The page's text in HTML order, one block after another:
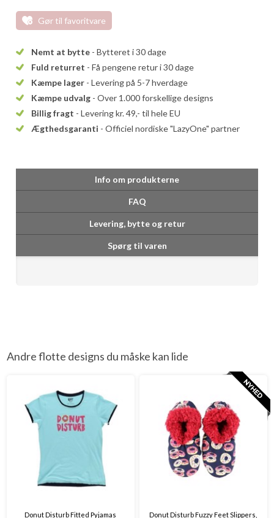
Gør til favoritvare
Nemt at bytte - Bytteret i 30 dage
Fuld returret - Få pengene retur i 30 dage
Kæmpe lager - Levering på 5-7 hverdage
Kæmpe udvalg - Over 1.000 forskellige designs
Billig fragt - Levering kr. 49,- til hele EU
Ægthedsgaranti - Officiel nordiske "LazyOne" partner
Info om produkterne
FAQ
Levering, bytte og retur
Spørg til varen
Andre flotte designs du måske kan lide
Donut Disturb Fitted Pyjamas Donut Disturb Fuzzy Feet Slippers,